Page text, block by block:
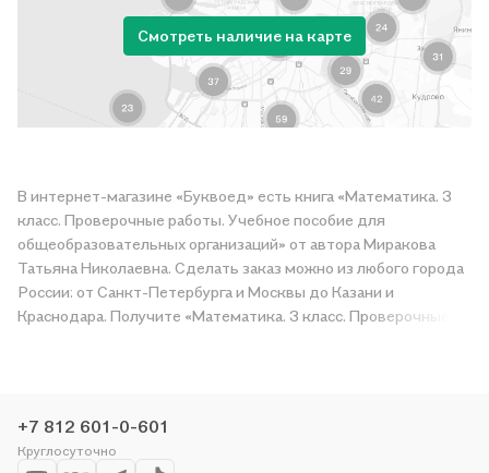
Смотреть наличие на карте
В интернет-магазине «Буквоед» есть книга «Математика. 3
класс. Проверочные работы. Учебное пособие для
общеобразовательных организаций» от автора Миракова
Татьяна Николаевна. Сделать заказ можно из любого города
России: от Санкт-Петербурга и Москвы до Казани и
Краснодара. Получите «Математика. 3 класс. Проверочные
организуем конкурсы и проводим акции. Оставайтесь с нами,
чтобы не упустить выгоду!
+7 812 601-0-601
Круглосуточно